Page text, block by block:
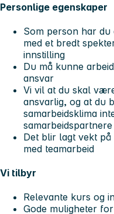
Personlige egenskaper
Som person har du
med et bredt
innstilling
Du må kunne
ansvar
Vi vil at du skal
ansvarlig, og at du
samarbeidsklima
samarbeidspartnere
Det blir lagt vekt
med teamarbeid
Vi tilbyr
Relevante kurs og
Gode muligheter